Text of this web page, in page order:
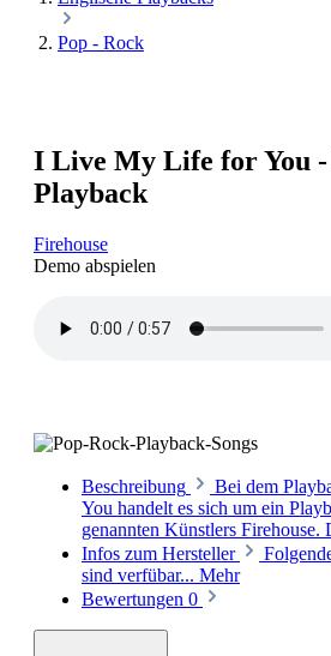
Pop - Rock
I Live My Life for You -
Playback
Firehouse
Demo abspielen
Beschreibung
Bei dem
You handelt es sich um ein
genannten Künstlers
Infos zum Hersteller
sind verfübar... Mehr
Bewertungen 0